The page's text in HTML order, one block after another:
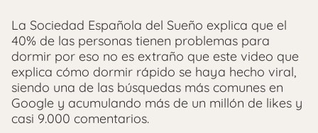
La Sociedad Española del Sueño explica que el
40% de las personas tienen problemas para
dormir por eso no es extraño que este video que
explica cómo dormir rápido se haya hecho viral,
siendo una de las búsquedas más comunes en
Google y acumulando más de un millón de likes y
casi 9.000 comentarios.